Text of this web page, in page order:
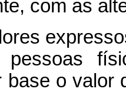
com as
base o valor